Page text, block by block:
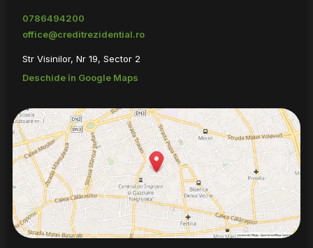
0786494200
office@creditrezidential.ro
Str Visinilor, Nr 19, Sector 2
Deschide în Google Maps